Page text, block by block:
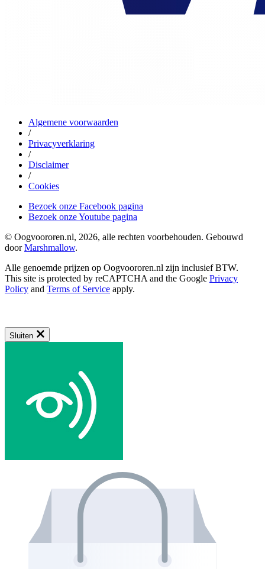
Algemene voorwaarden
/
Privacyverklaring
/
Disclaimer
/
Cookies
Bezoek onze Facebook pagina
Bezoek onze Youtube pagina
© Oogvoororen.nl, 2026, alle rechten voorbehouden. Gebouwd
doorMarshmallow.
Alle genoemde prijzen op Oogvoororen.nl zijn inclusief BTW.
This site is protected by reCAPTCHA and the Google Privacy
Policy and Terms of Service apply.
Sluiten